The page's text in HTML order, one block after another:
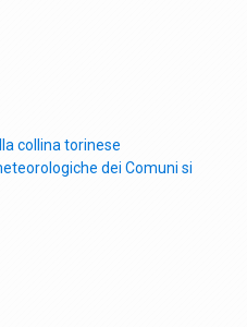
collina torinese
dei Comuni si